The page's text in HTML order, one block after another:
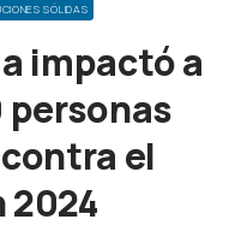
SÓLIDAS
impactó a
personas
el
2024